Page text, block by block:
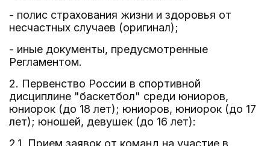
- полис страхования жизни и здоровья от
несчастных случаев (оригинал);
- иные документы, предусмотренные
Регламентом.
2. Первенство России в спортивной
дисциплине "баскетбол" среди юниоров,
юниорок (до 18 лет); юниоров, юниорок (до 17
лет); юношей, девушек (до 16 лет):
2.1. Прием заявок от команд на участие в